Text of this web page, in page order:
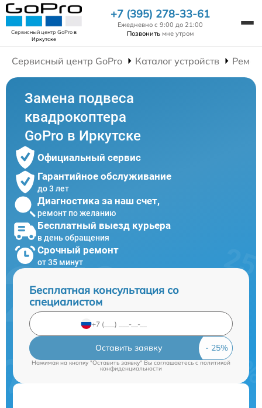
Сервисный центр GoProв
Иркутске
+7 (395) 278-33-61
Ежедневно с 9:00 до 21:00
Позвонить мне утром
Сервисный центр GoPro Каталог устройств
Замена подвеса
квадрокоптера
GoPro в Иркутске
Официальный сервис
Гарантийное обслуживание
до 3 лет
Диагностика за наш счет,
ремонт по желанию
Бесплатный выезд курьера
в день обращения
Срочный ремонт
от 35 минут
Бесплатная консультация со
специалистом
Оставить заявку
Нажимая на кнопку "Оставить заявку" Вы соглашаетесь c политикой
конфиденциальности